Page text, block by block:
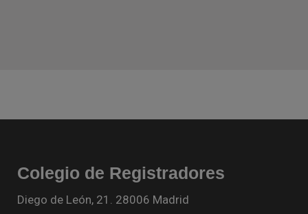
Colegio de Registradores
Diego de León, 21. 28006 Madrid